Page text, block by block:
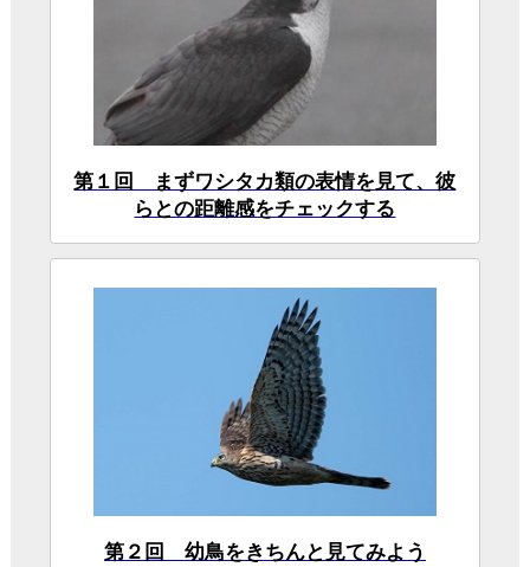
第2回 上京したツミ
ワシタカ類の図鑑